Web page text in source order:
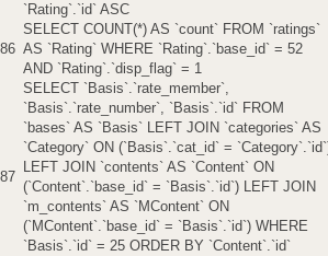
`Rating`.`id` ASC
86
SELECT COUNT(*) AS `count` FROM `ratings`
AS `Rating` WHERE `Rating`.`base_id` = 52
AND `Rating`.`disp_flag` = 1
87
SELECT `Basis`.`rate_member`,
`Basis`.`rate_number`, `Basis`.`id` FROM
`bases` AS `Basis` LEFT JOIN `categories` AS
`Category` ON (`Basis`.`cat_id` =
LEFT JOIN `contents` AS `Content` ON
(`Content`.`base_id` = `Basis`.`id`) LEFT JOIN
`m_contents` AS `MContent` ON
(`MContent`.`base_id` = `Basis`.`id`) WHERE
`Basis`.`id` = 25 ORDER BY `Content`.`id`